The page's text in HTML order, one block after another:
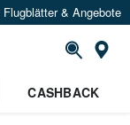
& Angebote
CASHBACK